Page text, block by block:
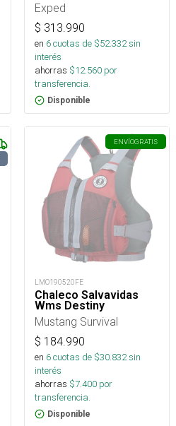
Exped
$ 313.990
en 6cuotas de $52.332sin
interés
ahorras $12.560 por
transferencia.
Disponible
ENVÍOGRATIS
LMO190520FE
Chaleco Salvavidas
Wms Destiny
Mustang Survival
$ 184.990
en 6cuotas de $30.832sin
interés
ahorras $7.400 por
transferencia.
Disponible